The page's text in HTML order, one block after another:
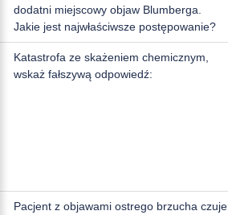
dodatni miejscowy objaw Blumberga.
Jakie jest najwłaściwsze postępowanie?
Katastrofa ze skażeniem chemicznym,
wskaż fałszywą odpowiedź:
Pacjent z objawami ostrego brzucha czuje